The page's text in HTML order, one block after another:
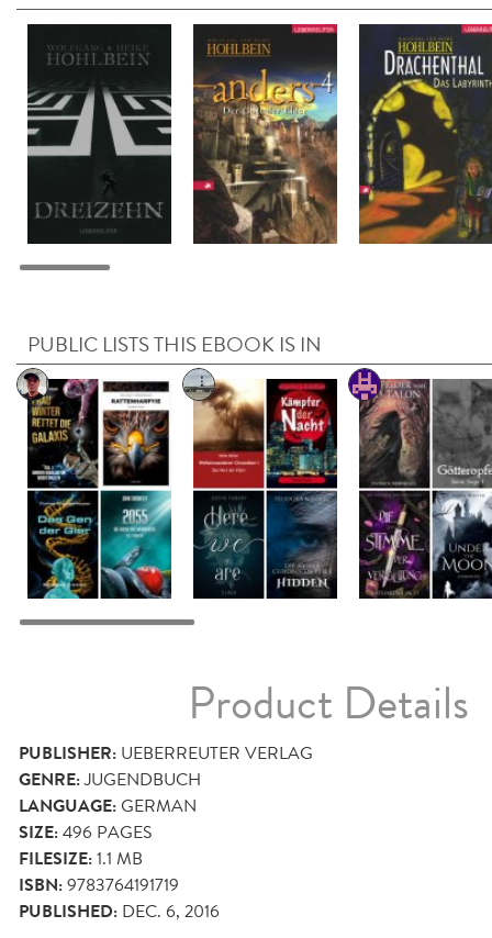
PUBLIC LISTS THIS EBOOK IS IN
Product Details
PUBLISHER: UEBERREUTER VERLAG
GENRE:JUGENDBUCH
LANGUAGE:GERMAN
SIZE:496 PAGES
FILESIZE:1.1 MB
ISBN:9783764191719
PUBLISHED: DEC. 6, 2016